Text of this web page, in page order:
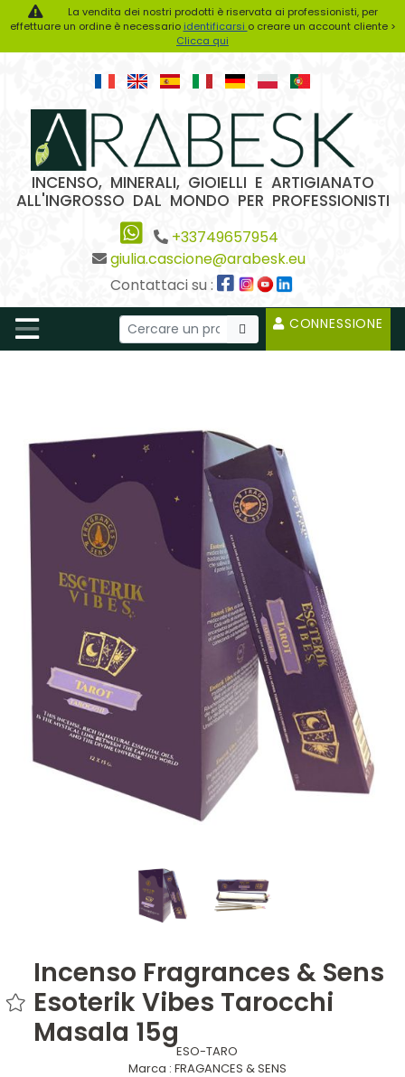
La vendita dei nostri prodotti è riservata ai professionisti, per
effettuare un ordine è necessario identificarsi o creare un account cliente >
Clicca qui
INCENSO, MINERALI, GIOIELLI E ARTIGIANATO
ALL'INGROSSO DAL MONDO PER PROFESSIONISTI
+33749657954
giulia.cascione@arabesk.eu
Contattaci su :
CONNESSIONE
Incenso Fragrances & Sens
Esoterik Vibes Tarocchi
Masala 15g
ESO-TARO
Marca : FRAGANCES & SENS